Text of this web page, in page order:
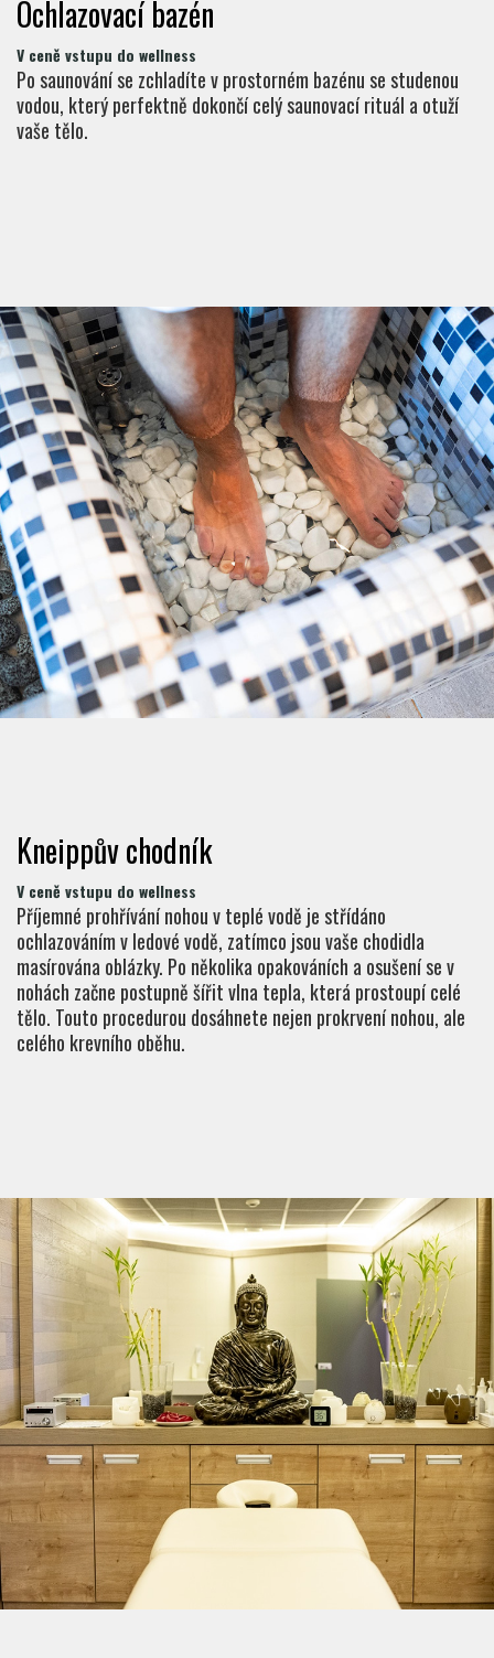
Ochlazovací bazén
V ceně vstupu do wellness
Po saunování se zchladíte v prostorném bazénu se studenou
vodou, který perfektně dokončí celý saunovací rituál a otuží
vaše tělo.
Kneippův chodník
V ceně vstupu do wellness
Příjemné prohřívání nohou v teplé vodě je střídáno
ochlazováním v ledové vodě, zatímco jsou vaše chodidla
masírována oblázky. Po několika opakováních a osušení se v
nohách začne postupně šířit vlna tepla, která prostoupí celé
tělo. Touto procedurou dosáhnete nejen prokrvení nohou, ale
celého krevního oběhu.